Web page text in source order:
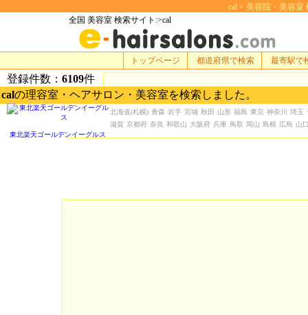
cal > 美容院・美容室
全国 美容室 検索サイト:>cal
登録件数： 6109件
calの理容室・ヘアサロン・美容室を検索しました。
北海道(札幌) 青森 岩手 宮城 秋田 山形 福島 東京 神奈川 埼玉
滋賀 京都府 奈良 和歌山 大阪府 兵庫 鳥取 岡山 島根 広島 山
トップページ 都道府県で検索 最寄駅で
東北楽天ゴールデンイーグルス